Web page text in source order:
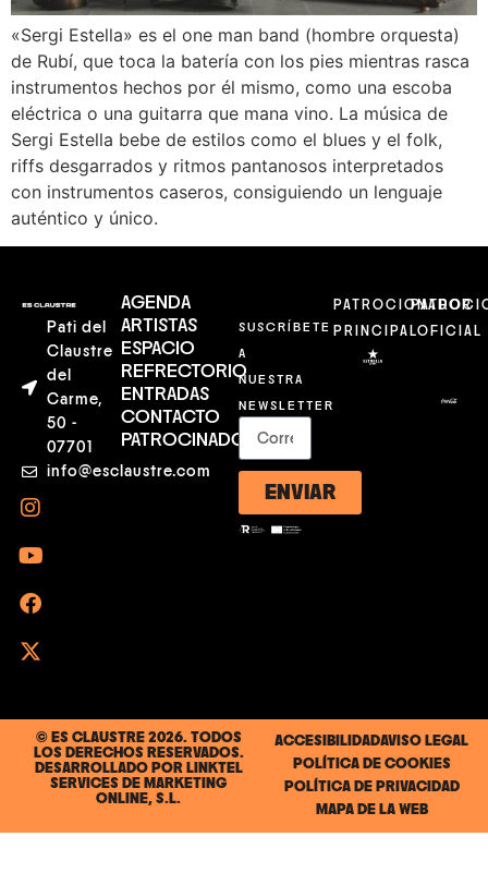
«Sergi Estella» es el one man band (hombre orquesta)
de Rubí, que toca la batería con los pies mientras rasca
instrumentos hechos por él mismo, como una escoba
eléctrica o una guitarra que mana vino. La música de
Sergi Estella bebe de estilos como el blues y el folk,
riffs desgarrados y ritmos pantanosos interpretados
con instrumentos caseros, consiguiendo un lenguaje
auténtico y único.
Pati del
Claustre
del
Carme,
50 -
07701
info@esclaustre.com
AGENDA
ARTISTAS
ESPACIO
REFRECTORIO
ENTRADAS
CONTACTO
PATROCINADORES
SUSCRÍBETE
A
NUESTRA
NEWSLETTER
ENVIAR
PATROCIONADOR
PRINCIPALOFICIAL
© ES CLAUSTRE 2026. TODOS
LOS DERECHOS RESERVADOS.
DESARROLLADO POR LINKTEL
SERVICES DE MARKETING
ONLINE, S.L.
ACCESIBILIDADAVISO LEGAL
POLÍTICA DE COOKIES
POLÍTICA DE PRIVACIDAD
MAPA DE LA WEB